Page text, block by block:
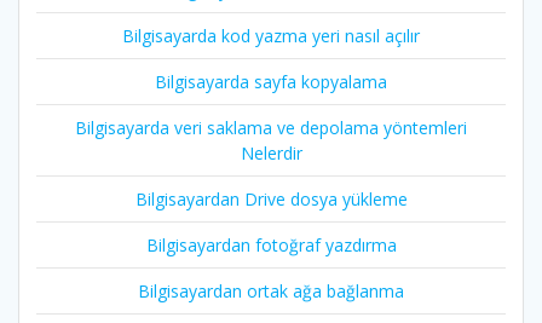
Bilgisayarda kod yazma yeri nasıl açılır
Bilgisayarda sayfa kopyalama
Bilgisayarda veri saklama ve depolama yöntemleri
Nelerdir
Bilgisayardan Drive dosya yükleme
Bilgisayardan fotoğraf yazdırma
Bilgisayardan ortak ağa bağlanma